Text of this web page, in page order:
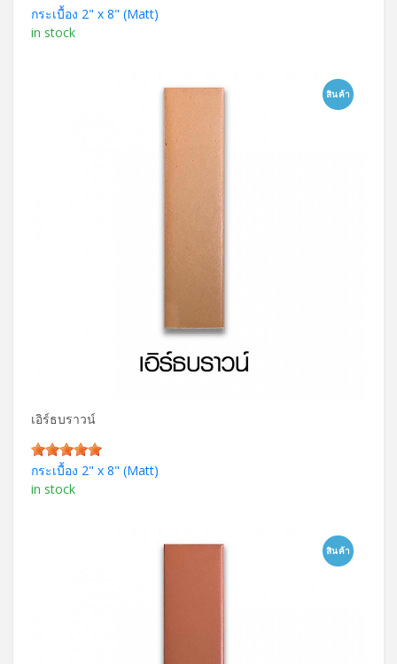
กระเบื้อง 2" x 8" (Matt)
in stock
สินค้า
เอิร์ธบราวน์
กระเบื้อง 2" x 8" (Matt)
in stock
สินค้า